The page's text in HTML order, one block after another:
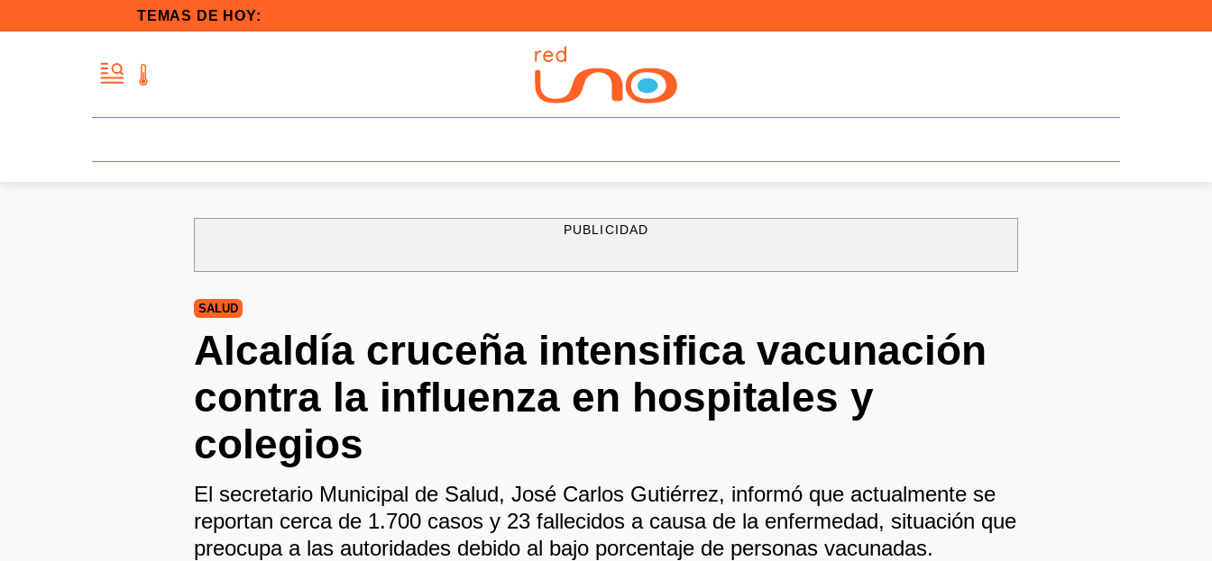
TEMAS DE HOY:
PUBLICIDAD
SALUD
Alcaldía cruceña intensifica vacunación
contra la influenza en hospitales y
colegios
El secretario Municipal de Salud, José Carlos Gutiérrez, informó que actualmente se
reportan cerca de 1.700 casos y 23 fallecidos a causa de la enfermedad, situación que
preocupa a las autoridades debido al bajo porcentaje de personas vacunadas.